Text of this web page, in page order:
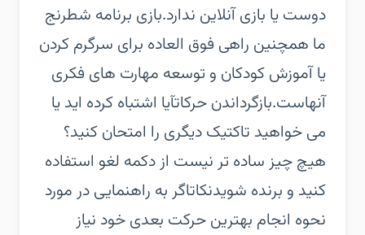
دوست یا بازی آنلاین ندارد.‏بازی برنامه شطرنج
ما همچنین راهی فوق العاده برای سرگرم کردن
یا آموزش کودکان و توسعه مهارت های فکری
آنهاست.‏بازگرداندن حرکات‏آیا اشتباه کرده اید یا
می خواهید تاکتیک دیگری را امتحان کنید؟
هیچ چیز ساده تر نیست از دکمه لغو استفاده
کنید و برنده شوید‏نکات‏اگر به راهنمایی در مورد
نحوه انجام بهترین حرکت بعدی خود نیاز